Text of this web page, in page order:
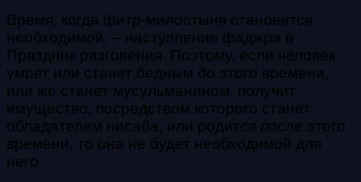
Время, когда фитр-милостыня становится
необходимой, – наступление фаджра в
Праздник разговения. Поэтому, если человек
умрет или станет бедным до этого времени,
или же станет мусульманином, получит
имущество, посредством которого станет
обладателем нисаба, или родится после этого
времени, то она не будет необходимой для
него.